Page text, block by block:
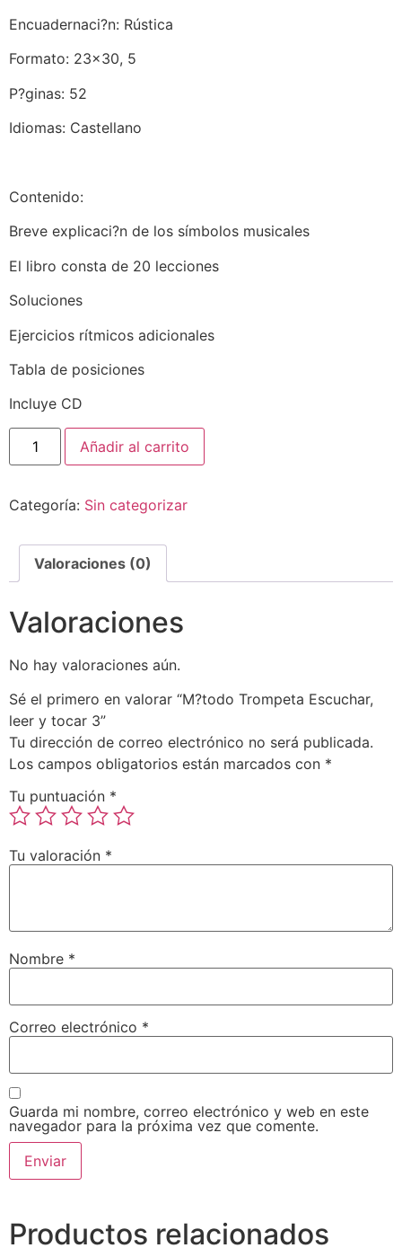
Encuadernaci?n: Rústica
Formato: 23×30, 5
P?ginas: 52
Idiomas: Castellano
Contenido:
Breve explicaci?n de los símbolos musicales
El libro consta de 20 lecciones
Soluciones
Ejercicios rítmicos adicionales
Tabla de posiciones
Incluye CD
Añadir al carrito
Categoría: Sin categorizar
Valoraciones (0)
Valoraciones
No hay valoraciones aún.
Sé el primero en valorar “M?todo Trompeta Escuchar,
leer y tocar 3”
Tu dirección de correo electrónico no será publicada.
Los campos obligatorios están marcados con *
Tu puntuación *
Tu valoración *
Nombre *
Correo electrónico *
Guarda mi nombre, correo electrónico y web en este
navegador para la próxima vez que comente.
Productos relacionados